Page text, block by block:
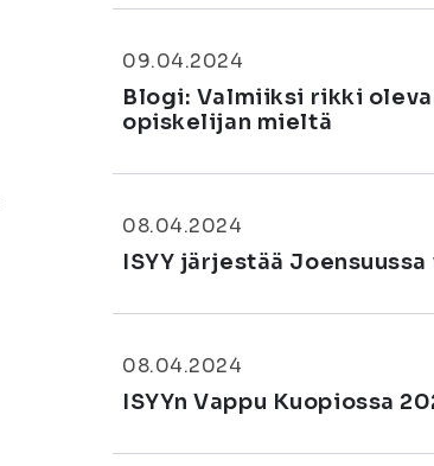
09.04.2024
Blogi: Valmiiksi rikki
opiskelijan mieltä
08.04.2024
ISYY järjestää
08.04.2024
ISYYn Vappu Kuopiossa